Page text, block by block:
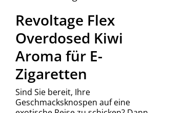
Revoltage Flex
Overdosed Kiwi
Aroma für E-
Zigaretten
Sind Sie bereit, Ihre
Geschmacksknospen auf eine